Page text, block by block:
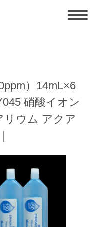
）14mL×6
硝酸イオン
リウム アクア